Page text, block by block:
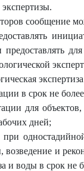
сообщение
предоставлять
в срок не
для
дней;
и
и воды в срок не